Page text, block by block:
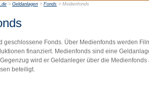
> Geldanlagen > Fonds > Medienfonds
geschlossene Fonds. Über Medienfonds werden
finanziert. Medienfonds sind eine
wird er Geldanleger über die Medienfonds
beteiligt.